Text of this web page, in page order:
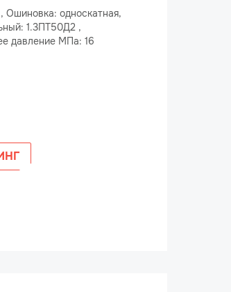
Ошиновка: односкатная,
1.3ПТ50Д2 ,
давление МПа: 16